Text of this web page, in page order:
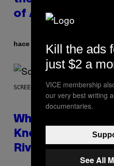
of All Time
hace 45 minutosPor Caleb
SCREENSHOT: NETEASE
Who Is The
Know About The
Rivals Character
Kill the ads
just $2 a
VICE membership
our very best writing
documentaries.
See All